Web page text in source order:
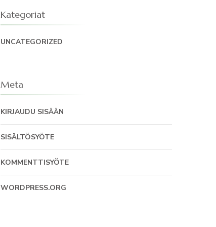
Kategoriat
UNCATEGORIZED
Meta
KIRJAUDU SISÄÄN
SISÄLTÖSYÖTE
KOMMENTTISYÖTE
WORDPRESS.ORG